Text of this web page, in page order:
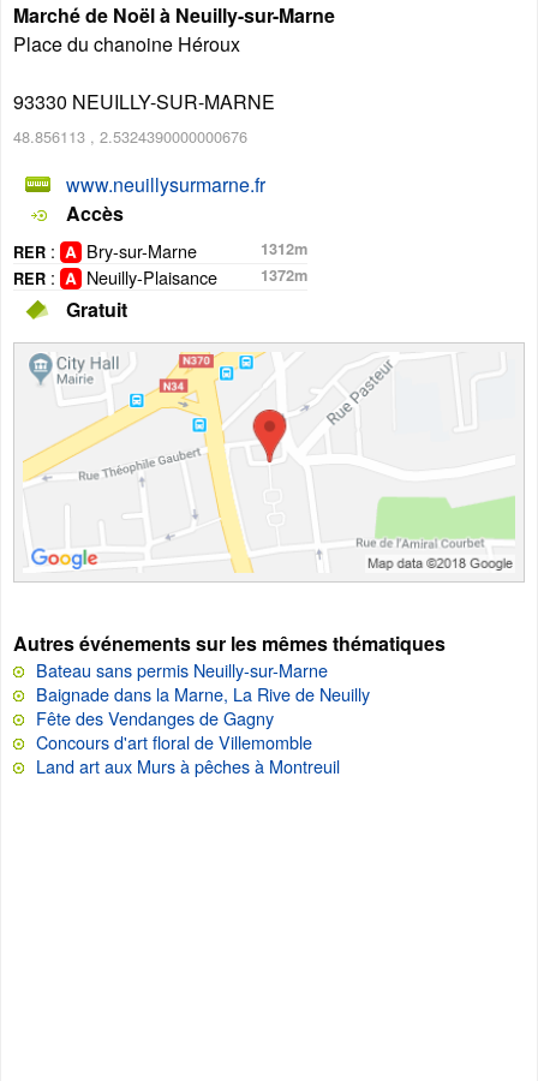
Marché de Noël à Neuilly-sur-Marne
Place du chanoine Héroux
93330 NEUILLY-SUR-MARNE
48.856113 , 2.5324390000000676
www.neuillysurmarne.fr
Accès
RER : Bry-sur-Marne
1312m
RER : Neuilly-Plaisance 1372m
Gratuit
Autres événements sur les mêmes thématiques
Bateau sans permis Neuilly-sur-Marne
Baignade dans la Marne, La Rive de Neuilly
Fête des Vendanges de Gagny
Concours d'art floral de Villemomble
Land art aux Murs à pêches à Montreuil